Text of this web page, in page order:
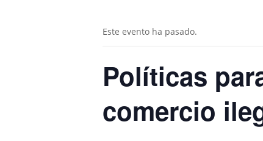
Este evento ha pasado.
Políticas
comercio